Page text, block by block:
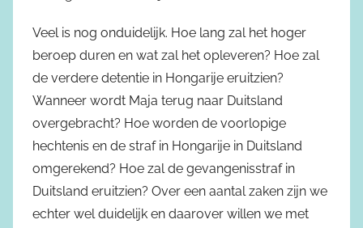
Veel is nog onduidelijk. Hoe lang zal het hoger
beroep duren en wat zal het opleveren? Hoe zal
de verdere detentie in Hongarije eruitzien?
Wanneer wordt Maja terug naar Duitsland
overgebracht? Hoe worden de voorlopige
hechtenis en de straf in Hongarije in Duitsland
omgerekend? Hoe zal de gevangenisstraf in
Duitsland eruitzien? Over een aantal zaken zijn we
echter wel duidelijk en daarover willen we met